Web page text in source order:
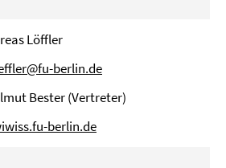
Löffler
berlin.de
Bester (Vertreter)
berlin.de